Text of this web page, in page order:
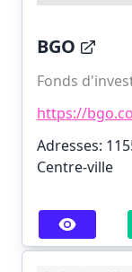
BGO
Fonds
https://
Adresses:
Centre-ville